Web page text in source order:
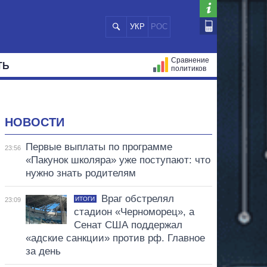
УКР РОС
Сравнение
политиков
НОВОСТИ
23:56
Первые выплаты по программе
«Пакунок школяра» уже поступают: что
нужно знать родителям
23:09 ИТОГИ
Враг обстрелял
стадион «Черноморец», а
Сенат США поддержал
«адские санкции» против рф. Главное
за день